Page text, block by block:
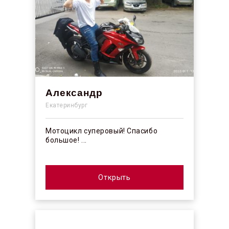
Александр
Екатеринбург
Мотоцикл суперовый! Спасибо
большое! ...
Открыть